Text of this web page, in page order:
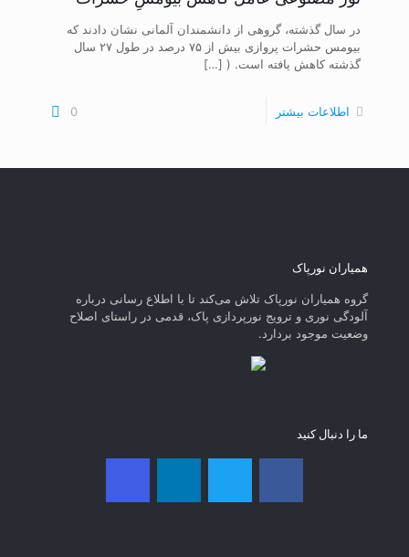
در سال گذشته، گروهی از دانشمندان آلمانی نشان دادند که
بیومس حشرات پروازی بیش از ۷۵ درصد در طول ۲۷ سال
گذشته کاهش یافته است. ( […]
0 اطلاعات بیشتر
همیاران نورپاک
گروه همیاران نورپاک تلاش می‌کند تا با اطلاع رسانی درباره
آلودگی نوری و ترویج نورپردازی پاک، قدمی در راستای‌ اصلاح
وضعیت موجود بردارد.
ما را دنبال کنید